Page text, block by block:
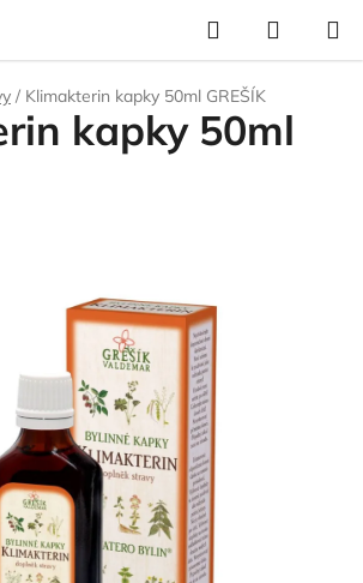
Hledat
KOŠÍK
/ Klimakterin kapky 50ml GREŠÍK
kapky 50ml